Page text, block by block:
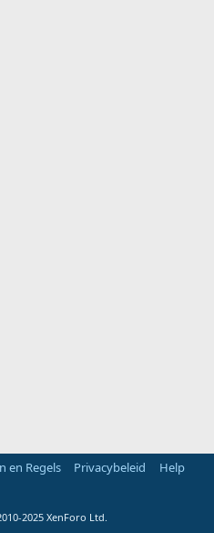
en Regels Privacybeleid
Help
2025 XenForo Ltd.